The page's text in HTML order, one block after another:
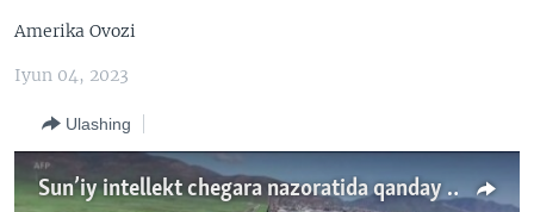
AMERIKA MANZARALARI
XALQARO HAYOT
IJTIMOIY TARMOQLAR
FACEBOOK
INGLIZ TILI DARSLARI
Amerika Ovozi
Iyun 04, 2023
Ulashing
Sun’iy intellekt chegara nazoratida qanday yordam beradi?